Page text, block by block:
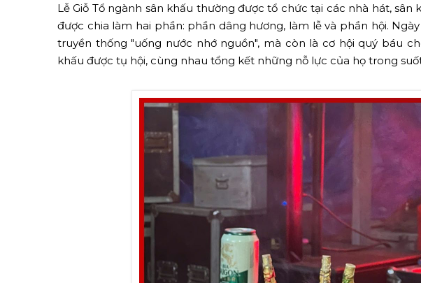
Lễ Giỗ Tổ ngành sân khấu thường được tổ chức tại các nhà hát,
được chia làm hai phần: phần dâng hương, làm lễ và phần hội.
truyền thống "uống nước nhớ nguồn", mà còn là cơ hội quý báu
khấu được tụ hội, cùng nhau tổng kết những nỗ lực của họ trong